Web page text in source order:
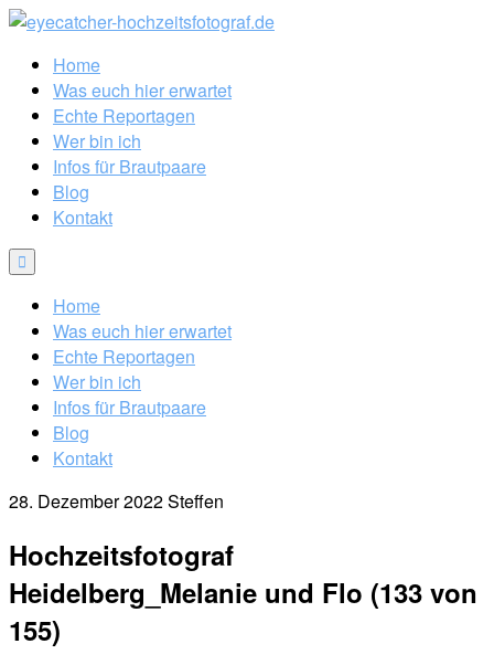
Home
Was euch hier erwartet
Echte Reportagen
Wer bin ich
Infos für Brautpaare
Blog
Kontakt
Home
Was euch hier erwartet
Echte Reportagen
Wer bin ich
Infos für Brautpaare
Blog
Kontakt
28. Dezember 2022Steffen
Hochzeitsfotograf
Heidelberg_Melanie und Flo (133 von
155)